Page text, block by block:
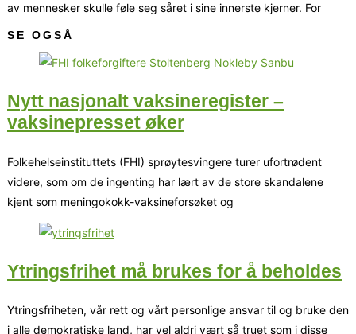
av mennesker skulle føle seg såret i sine innerste kjerner. For
SE OGSÅ
Nytt nasjonalt vaksineregister –
vaksinepresset øker
Folkehelseinstituttets (FHI) sprøytesvingere turer ufortrødent
videre, som om de ingenting har lært av de store skandalene
kjent som meningokokk-vaksineforsøket og
Ytringsfrihet må brukes for å beholdes
Ytringsfriheten, vår rett og vårt personlige ansvar til og bruke den
i alle demokratiske land, har vel aldri vært så truet som i disse